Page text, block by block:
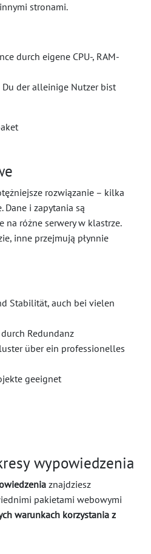
stronami.
durch eigene CPU-, RAM-
Du der alleinige Nutzer bist
rozwiązanie – kilka
Dane i zapytania są
na różne serwery w klastrze.
inne przejmują płynnie
Stabilität, auch bei vielen
Redundanz
über ein professionelles
geeignet
wypowiedzenia
znajdziesz
pakietami webowymi
warunkach korzystania z